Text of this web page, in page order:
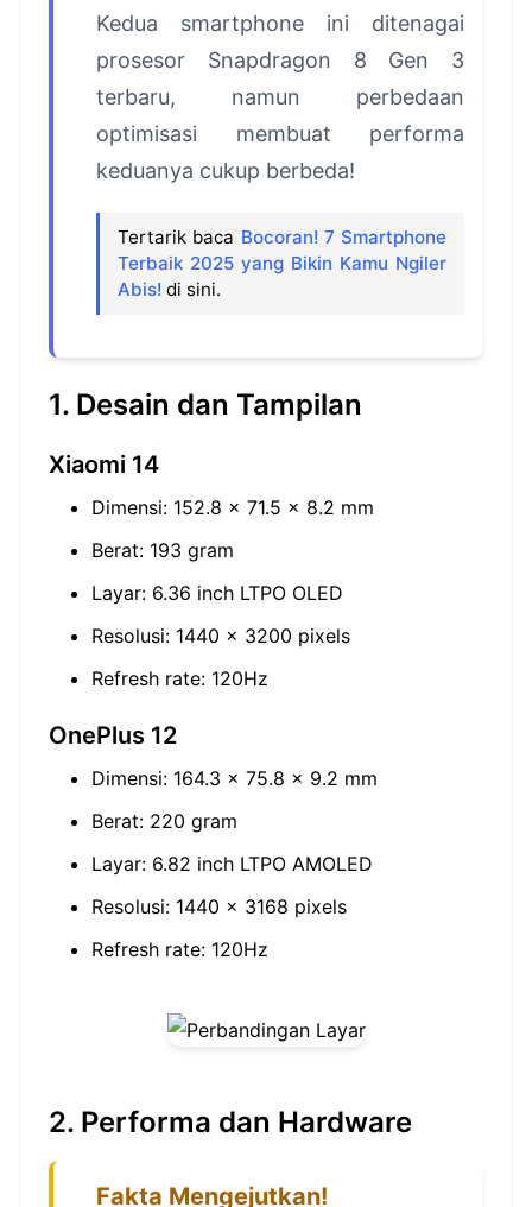
Kedua smartphone ini ditenagai
prosesor Snapdragon 8 Gen 3
terbaru, namun perbedaan
optimisasi membuat performa
keduanya cukup berbeda!
Tertarik baca Bocoran! 7 Smartphone
Terbaik 2025 yang Bikin Kamu Ngiler
Abis! di sini.
1. Desain dan Tampilan
Xiaomi 14
Dimensi: 152.8 x 71.5 x 8.2 mm
Berat: 193 gram
Layar: 6.36 inch LTPO OLED
Resolusi: 1440 x 3200 pixels
Refresh rate: 120Hz
OnePlus 12
Dimensi: 164.3 x 75.8 x 9.2 mm
Berat: 220 gram
Layar: 6.82 inch LTPO AMOLED
Resolusi: 1440 x 3168 pixels
Refresh rate: 120Hz
2. Performa dan Hardware
Fakta Mengejutkan!